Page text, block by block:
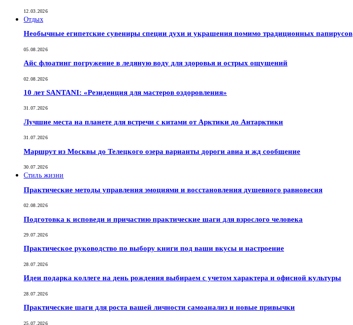
12.03.2026
Отдых
Необычные египетские сувениры специи духи и украшения помимо традиционных папирусов
05.08.2026
Айс флоатинг погружение в ледяную воду для здоровья и острых ощущений
02.08.2026
10 лет SANTANI: «Резиденция для мастеров оздоровления»
31.07.2026
Лучшие места на планете для встречи с китами от Арктики до Антарктики
31.07.2026
Маршрут из Москвы до Телецкого озера варианты дороги авиа и жд сообщение
30.07.2026
Стиль жизни
Практические методы управления эмоциями и восстановления душевного равновесия
02.08.2026
Подготовка к исповеди и причастию практические шаги для взрослого человека
29.07.2026
Практическое руководство по выбору книги под ваши вкусы и настроение
28.07.2026
Идеи подарка коллеге на день рождения выбираем с учетом характера и офисной культуры
28.07.2026
Практические шаги для роста вашей личности самоанализ и новые привычки
25.07.2026